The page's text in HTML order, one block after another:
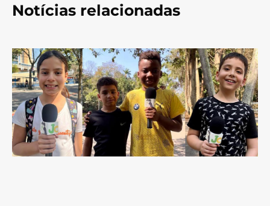
Notícias relacionadas